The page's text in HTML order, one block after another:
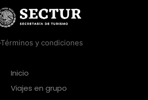
Términos y condiciones
Inicio
Viajes en grupo